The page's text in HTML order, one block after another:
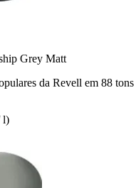
Grey Matt
da Revell em 88
l)